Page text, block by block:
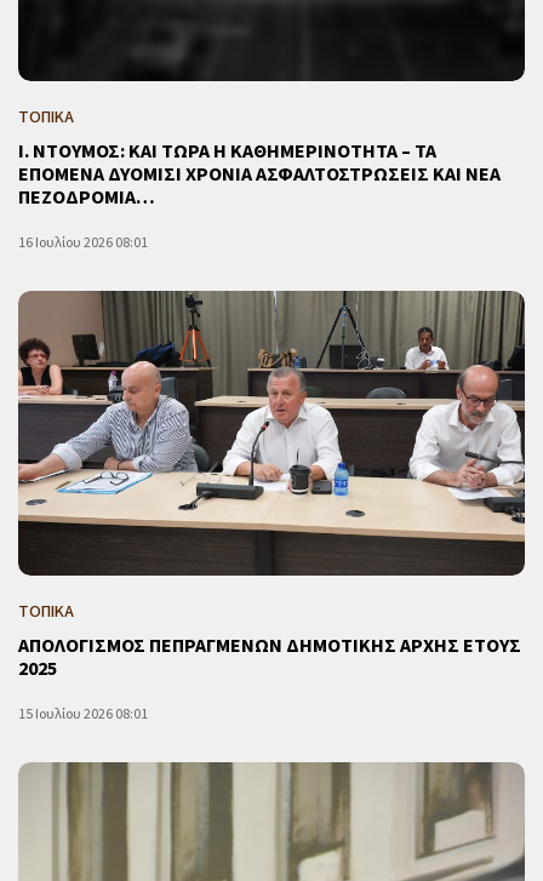
ΤΟΠΙΚΑ
Ι. ΝΤΟΥΜΟΣ: ΚΑΙ ΤΩΡΑ Η ΚΑΘΗΜΕΡΙΝΟΤΗΤΑ – ΤΑ
ΕΠΟΜΕΝΑ ΔΥΟΜΙΣΙ ΧΡΟΝΙΑ ΑΣΦΑΛΤΟΣΤΡΩΣΕΙΣ ΚΑΙ ΝΕΑ
ΠΕΖΟΔΡΟΜΙΑ…
16 Ιουλίου 2026 08:01
ΤΟΠΙΚΑ
ΑΠΟΛΟΓΙΣΜΟΣ ΠΕΠΡΑΓΜΕΝΩΝ ΔΗΜΟΤΙΚΗΣ ΑΡΧΗΣ ΕΤΟΥΣ
2025
15 Ιουλίου 2026 08:01